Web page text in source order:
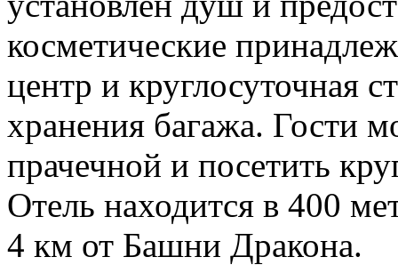
косметические
центр и круглосуточная
хранения багажа. Гости
прачечной и посетить
Отель находится в 400
4 км от Башни Дракона.